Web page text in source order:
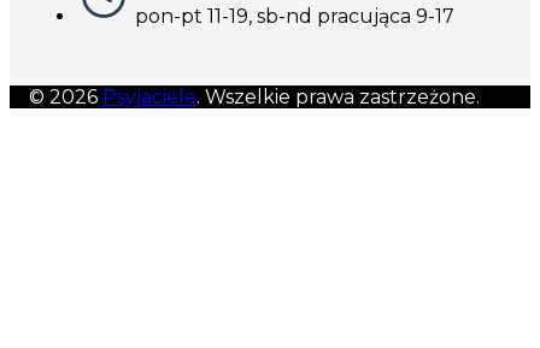
pon-pt 11-19, sb-nd pracująca 9-17
© 2026 Psyjaciele. Wszelkie prawa zastrzeżone.